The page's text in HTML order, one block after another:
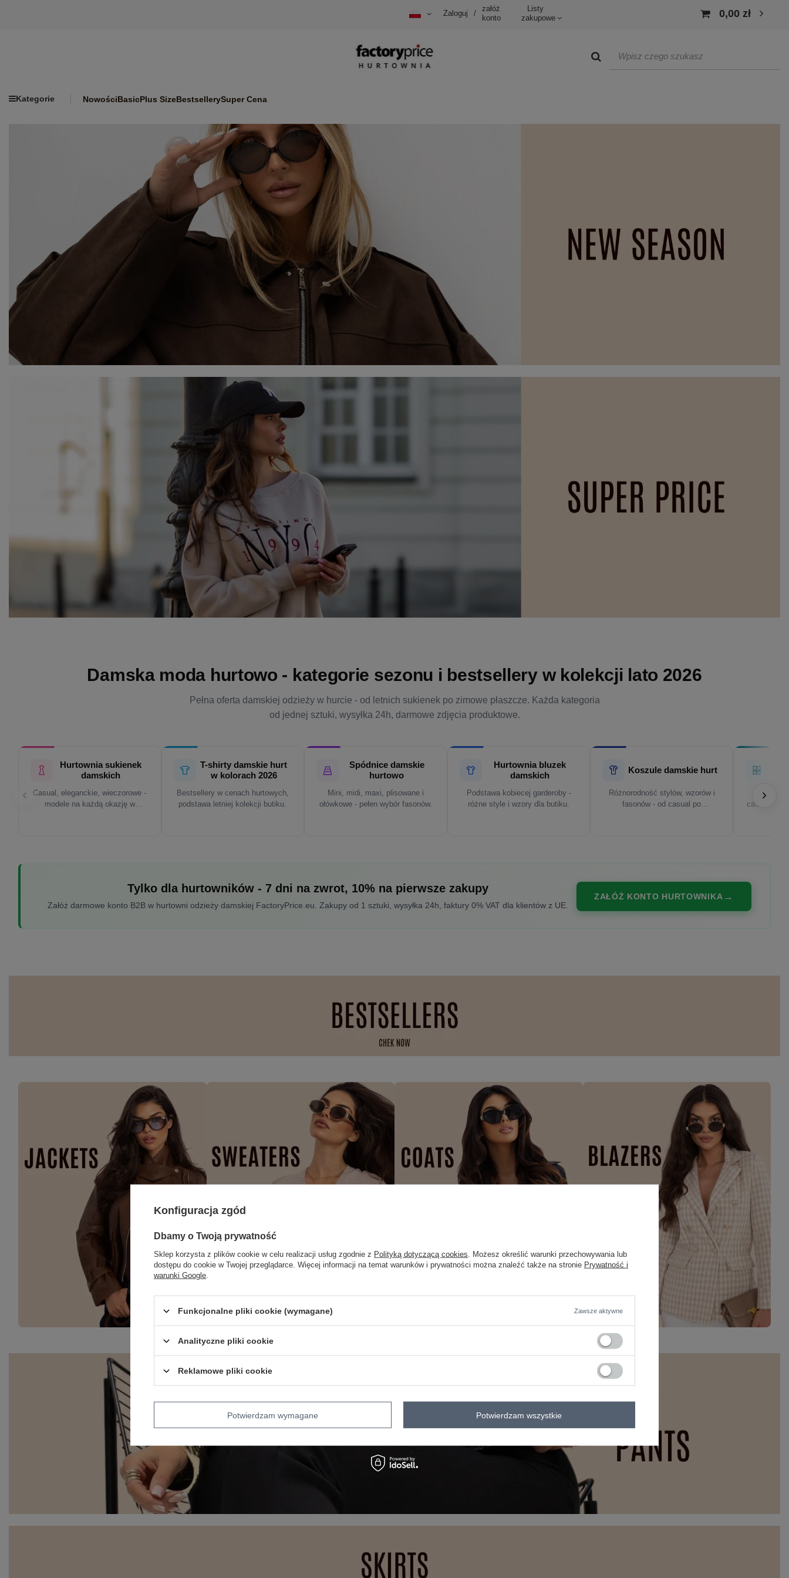
Zaloguj /
załóż
konto
Listy
zakupowe
0,00 zł
Kategorie NowościBasicPlus SizeBestsellerySuper Cena
Damska moda hurtowo - kategorie sezonu i bestsellery w kolekcji lato 2026
Pełna oferta damskiej odzieży w hurcie - od letnich sukienek po zimowe płaszcze. Każda kategoria
od jednej sztuki, wysyłka 24h, darmowe zdjęcia produktowe.
Hurtownia sukienek
damskich
Casual, eleganckie, wieczorowe -
modele na każdą okazję w
T-shirty damskie hurt
w kolorach 2026
Bestsellery w cenach hurtowych,
podstawa letniej kolekcji butiku.
Spódnice damskie
hurtowo
Mini, midi, maxi, plisowane i
ołówkowe - pełen wybór fasonów.
Hurtownia bluzek
damskich
Podstawa kobiecej garderoby -
różne style i wzory dla butiku.
Koszule damskie hurt
Różnorodność stylów, wzorów i
fasonów - od casual po
casualowe,
Tylko dla hurtowników - 7 dni na zwrot, 10% na pierwsze zakupy
Załóż darmowe konto B2B w hurtowni odzieży damskiej FactoryPrice.eu. Zakupy od 1 sztuki, wysyłka 24h, faktury 0% VAT dla klientów z UE.
ZAŁÓŻ KONTO HURTOWNIKA
Konfiguracja zgód
Dbamy o Twoją prywatność
Sklep korzysta z plików cookie w celu realizacji usług zgodnie z Polityką dotyczącą cookies . Możesz określić warunki przechowywania lub
dostępu do cookie w Twojej przeglądarce. Więcej informacji na temat warunków i prywatności można znaleźć także na stronie Prywatność i
warunki Google
Funkcjonalne pliki cookie (wymagane) Zawsze aktywne
Analityczne pliki cookie
Reklamowe pliki cookie
Potwierdzam wymagane Potwierdzam wszystkie